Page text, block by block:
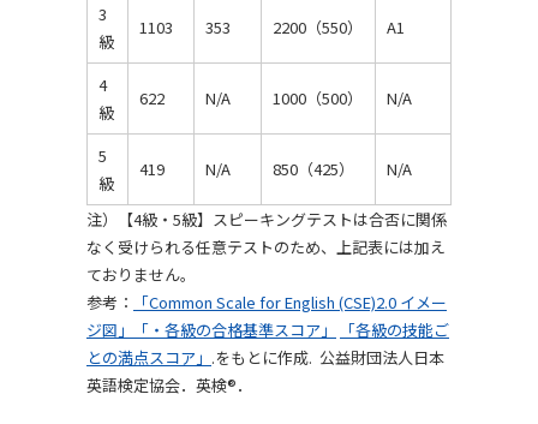
3
級
1103 353 2200（550） A1
4
級
622 N/A 1000（500） N/A
5
級
419 N/A 850（425） N/A
注）【4級・5級】スピーキングテストは合否に関係
なく受けられる任意テストのため、上記表には加え
ておりません。
参考：
「Common Scale for English (CSE)2.0 イメー
ジ図」「・各級の合格基準スコア」
「各級の技能ご
との満点スコア」 .をもとに作成. 公益財団法人日本
英語検定協会．英検®︎．